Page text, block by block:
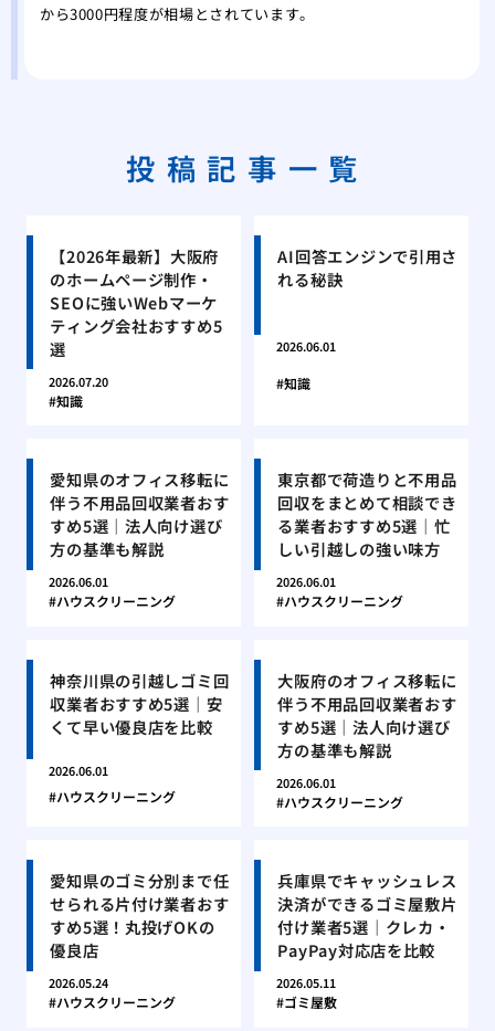
から3000円程度が相場とされています。
投稿記事一覧
【2026年最新】大阪府
のホームページ制作・
SEOに強いWebマーケ
ティング会社おすすめ5
選
2026.07.20
知識
AI回答エンジンで引用さ
れる秘訣
2026.06.01
知識
愛知県のオフィス移転に
伴う不用品回収業者おす
すめ5選｜法人向け選び
方の基準も解説
2026.06.01
ハウスクリーニング
東京都で荷造りと不用品
回収をまとめて相談でき
る業者おすすめ5選｜忙
しい引越しの強い味方
2026.06.01
ハウスクリーニング
神奈川県の引越しゴミ回
収業者おすすめ5選｜安
くて早い優良店を比較
2026.06.01
ハウスクリーニング
大阪府のオフィス移転に
伴う不用品回収業者おす
すめ5選｜法人向け選び
方の基準も解説
2026.06.01
ハウスクリーニング
愛知県のゴミ分別まで任
せられる片付け業者おす
すめ5選！丸投げOKの
優良店
2026.05.24
ハウスクリーニング
兵庫県でキャッシュレス
決済ができるゴミ屋敷片
付け業者5選｜クレカ・
PayPay対応店を比較
2026.05.11
ゴミ屋敷